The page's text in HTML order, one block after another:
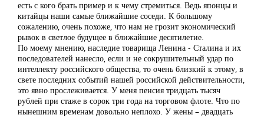
есть с кого брать пример и к чему стремиться. Ведь японцы и
китайцы наши самые ближайшие соседи. К большому
сожалению, очень похоже, что нам не грозит экономический
рывок в светлое будущее в ближайшие десятилетие.
По моему мнению, наследие товарища Ленина - Сталина и их
последователей нанесло, если и не сокрушительный удар по
интеллекту российского общества, то очень близкий к этому, в
свете последних событий нашей российской действительности,
это явно прослеживается. У меня пенсия тридцать тысяч
рублей при стаже в сорок три года на торговом флоте. Что по
нынешним временам довольно неплохо. У жены – двадцать